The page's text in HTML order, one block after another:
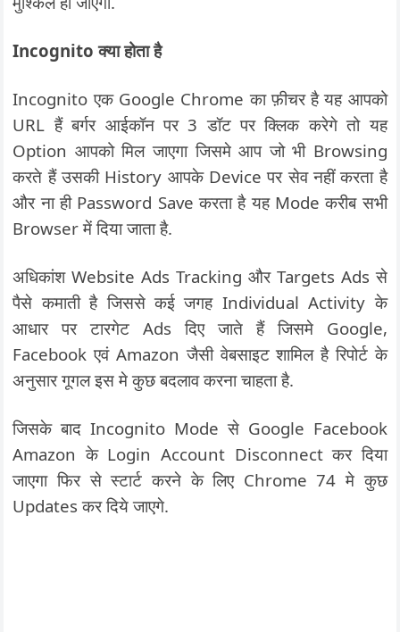
Incognito क्या होता है
Incognito एक Google Chrome का फ़ीचर है यह आपको
URL हैं बर्गर आईकॉन पर 3 डॉट पर क्लिक करेगे तो यह
Option आपको मिल जाएगा जिसमे आप जो भी Browsing
करते हैं उसकी History आपके Device पर सेव नहीं करता है
और ना ही Password Save करता है यह Mode करीब सभी
Browser में दिया जाता है.
अधिकांश Website Ads Tracking और Targets Ads से
पैसे कमाती है जिससे कई जगह Individual Activity के
आधार पर टारगेट Ads दिए जाते हैं जिसमे Google,
Facebook एवं Amazon जैसी वेबसाइट शामिल है रिपोर्ट के
अनुसार गूगल इस मे कुछ बदलाव करना चाहता है.
जिसके बाद Incognito Mode से Google Facebook
Amazon के Login Account Disconnect कर दिया
जाएगा फिर से स्टार्ट करने के लिए Chrome 74 मे कुछ
Updates कर दिये जाएगे.